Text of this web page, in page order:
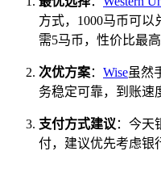
方式，1000马币可以
需5马币，性价比最高
次优方案： Wise虽然
务稳定可靠，到账速
支付方式建议 ：今天
付，建议优先考虑银